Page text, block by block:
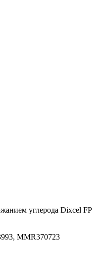
углерода Dixcel FP
MMR370723